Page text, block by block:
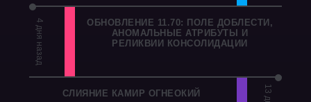
4 дня назад
ОБНОВЛЕНИЕ 11.70: ПОЛЕ ДОБЛЕСТИ,
АНОМАЛЬНЫЕ АТРИБУТЫ И
РЕЛИКВИИ КОНСОЛИДАЦИИ
СЛИЯНИЕ КАМИР ОГНЕОКИЙ